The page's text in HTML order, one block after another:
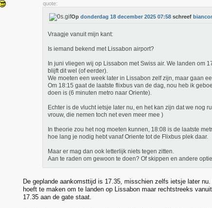
quote:
Op donderdag 18 december 2025 07:58 schreef
Vraagje vanuit mijn kant:
Is iemand bekend met Lissabon airport?
In juni vliegen wij op Lissabon met Swiss air. We landen om
blijft dit wel (of eerder).
We moeten een week later in Lissabon zelf zijn, maar gaan
Om 18:15 gaat de laatste flixbus van de dag, nou heb ik
doen is (6 minuten metro naar Oriente).
Echter is de vlucht ietsje later nu, en het kan zijn dat we nog
vrouw, die nemen toch net even meer mee )
In theorie zou het nog moeten kunnen, 18:08 is de laatste
hoe lang je nodig hebt vanaf Oriente tot de Flixbus plek daar.
Maar er mag dan ook letterlijk niets tegen zitten.
Aan te raden om gewoon te doen? Of skippen en andere
De geplande aankomsttijd is 17.35, misschien zelfs ietsje later
hoeft te maken om te landen op Lissabon maar rechtstreeks
17.35 aan de gate staat.